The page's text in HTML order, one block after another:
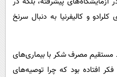
کلرادو و کالیفرنیا به دنبال سرنخ
مستقیم مصرف شکر با بیماری‌های
افتاده بود که چرا توصیه‌های